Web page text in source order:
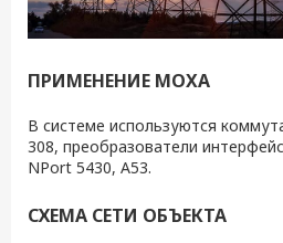
ПРИМЕНЕНИЕ MOXA
В системе используются
308, преобразователи
NPort 5430, А53.
СХЕМА СЕТИ ОБЪЕКТА